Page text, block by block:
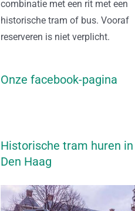
combinatie met een rit met een
historische tram of bus. Vooraf
reserveren is niet verplicht.
Onze facebook-pagina
Historische tram huren in
Den Haag